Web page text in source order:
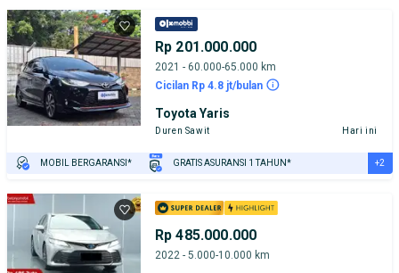
Rp 201.000.000
2021 - 60.000-65.000 km
Cicilan Rp 4.8 jt/bulan
Toyota Yaris
Duren Sawit Hari ini
MOBIL BERGARANSI* GRATIS ASURANSI 1 TAHUN* +2
Rp 485.000.000
2022 - 5.000-10.000 km